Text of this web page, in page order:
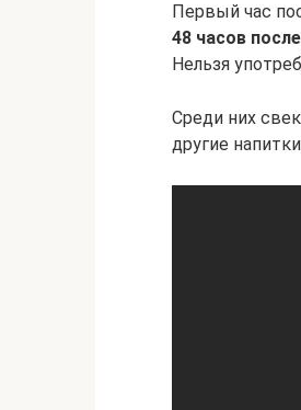
Первый час
48 часов
Нельзя
Среди них
другие